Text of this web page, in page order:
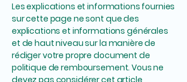
Les explications et informations fournies
sur cette page ne sont que des
explications et informations générales
et de haut niveau sur la manière de
rédiger votre propre document de
politique de remboursement. Vous ne
devez pas considérer cet article